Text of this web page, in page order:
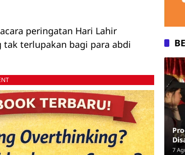
peringatan Hari Lahir
tak terlupakan bagi para abdi
7